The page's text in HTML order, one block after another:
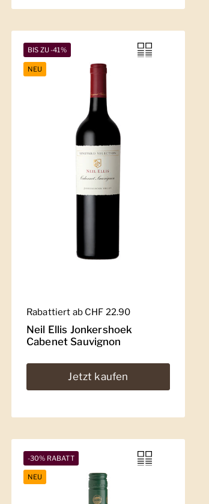
Regulärer Preis
Rabattiert ab CHF 22.90
Neil Ellis Jonkershoek
Cabenet Sauvignon
Jetzt kaufen
BIS ZU -41%
NEU
-30% RABATT
NEU